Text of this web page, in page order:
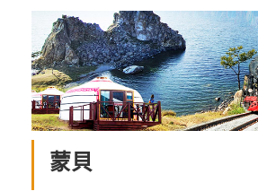
蒙貝